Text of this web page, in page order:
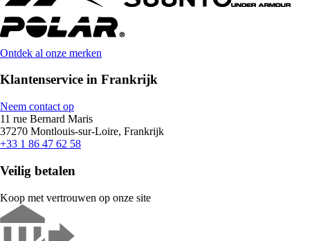
Ontdek al onze merken
Klantenservice in Frankrijk
Neem contact op
11 rue Bernard Maris
37270 Montlouis-sur-Loire, Frankrijk
+33 1 86 47 62 58
Veilig betalen
Koop met vertrouwen op onze site